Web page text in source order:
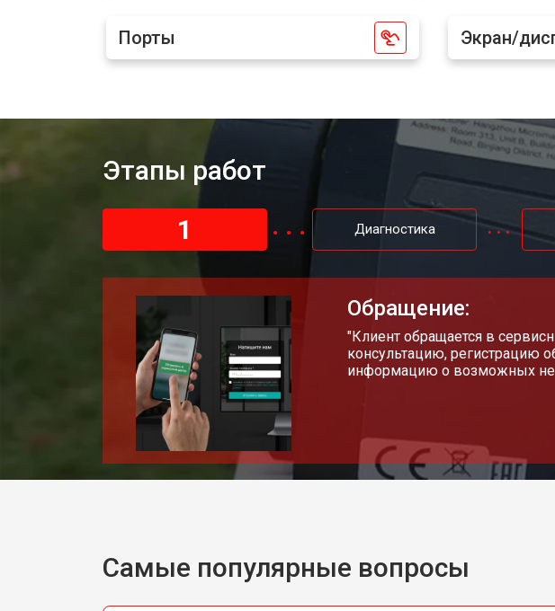
Порты Экран/
Этапы работ
1
Диагностика
Обращение:
"Клиент обращается в
консультацию, регистрацию
информацию о возможных
Самые популярные вопросы